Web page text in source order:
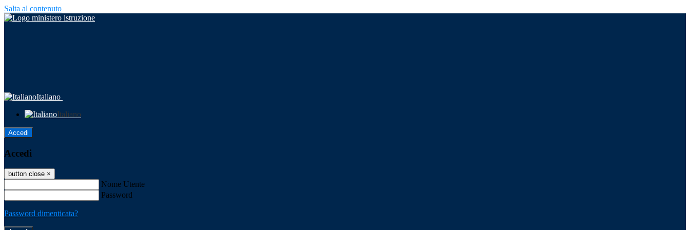
Salta al contenuto
Italiano
Italiano
Accedi
Accedi
button close ×
Nome Utente
Password
Password dimenticata?